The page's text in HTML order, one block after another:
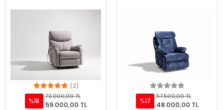
Add to cart
(2)
%18
72.000,00 TL
59.000,00 TL
Add to cart
%17
57.500,00 TL
48.000,00 TL